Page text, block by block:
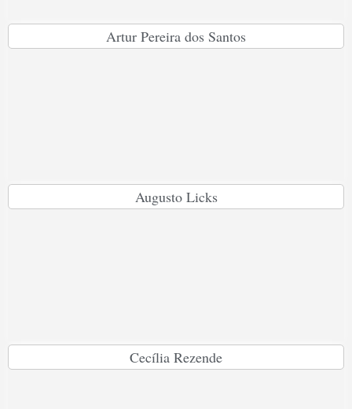
Artur Pereira dos Santos
Augusto Licks
Cecília Rezende